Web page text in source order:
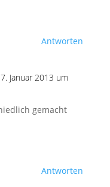
Antworten
Januar 2013 um
gemacht
Antworten